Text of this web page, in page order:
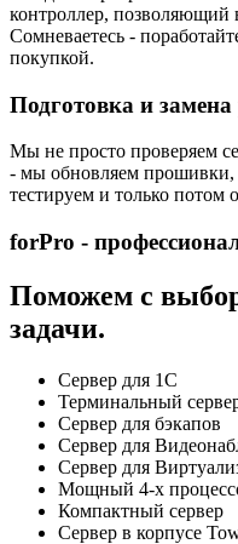
контроллер, позволяющий
Сомневаетесь -
покупкой.
Подготовка и замена
Мы не просто проверяем
- мы обновляем прошивки,
тестируем и только потом
forPro -
Поможем с
задачи.
Сервер для 1С
Терминальный
Сервер для бэкапов
Сервер для
Сервер для
Мощный 4-х
Компактный сервер
Сервер в корпусе